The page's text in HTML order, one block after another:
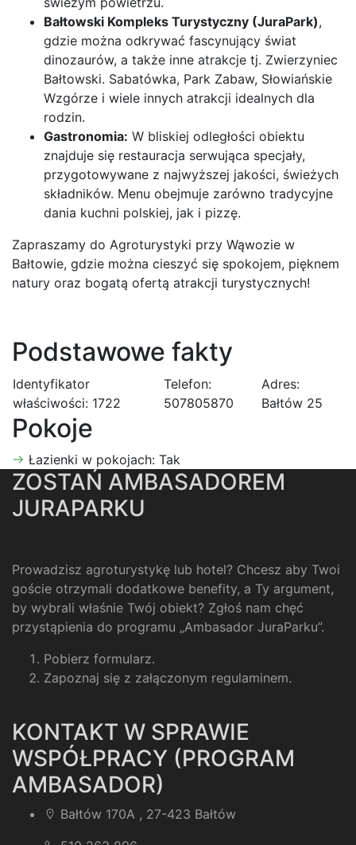
Bałtowski Kompleks Turystyczny (JuraPark),
gdzie można odkrywać fascynujący świat
dinozaurów, a także inne atrakcje tj. Zwierzyniec
Bałtowski. Sabatówka, Park Zabaw, Słowiańskie
Wzgórze i wiele innych atrakcji idealnych dla
rodzin.
Gastronomia: W bliskiej odległości obiektu
znajduje się restauracja serwująca specjały,
przygotowywane z najwyższej jakości, świeżych
składników. Menu obejmuje zarówno tradycyjne
dania kuchni polskiej, jak i pizzę.
Zapraszamy do Agroturystyki przy Wąwozie w
Bałtowie, gdzie można cieszyć się spokojem, pięknem
natury oraz bogatą ofertą atrakcji turystycznych!
Podstawowe fakty
Identyfikator
właściwości: 1722
Telefon:
507805870
Adres:
Bałtów 25
Pokoje
Łazienki w pokojach: Tak
ZOSTAŃ AMBASADOREM
JURAPARKU
Prowadzisz agroturystykę lub hotel? Chcesz aby Twoi
goście otrzymali dodatkowe benefity, a Ty argument,
by wybrali właśnie Twój obiekt? Zgłoś nam chęć
przystąpienia do programu „Ambasador JuraParku”.
Pobierz formularz.
Zapoznaj się z załączonym regulaminem.
KONTAKT W SPRAWIE
WSPÓŁPRACY (PROGRAM
AMBASADOR)
Bałtów 170A , 27-423 Bałtów